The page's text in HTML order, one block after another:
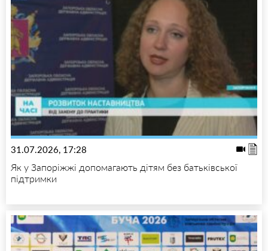
31.07.2026, 17:28
Як у Запоріжжі допомагають дітям без батьківської
підтримки